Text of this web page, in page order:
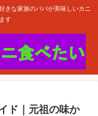
きな家族のパパが美味しいカニ
す
ド｜元祖の味か